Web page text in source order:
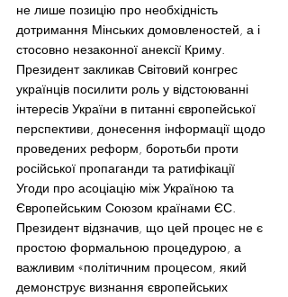
не лише позицію про необхідність
дотримання Мінських домовленостей, а і
стосовно незаконної анексії Криму.
Президент закликав Світовий конгрес
українців посилити роль у відстоюванні
інтересів України в питанні європейської
перспективи, донесення інформації щодо
проведених реформ, боротьби проти
російської пропаганди та ратифікації
Угоди про асоціацію між Україною та
Європейським Союзом країнами ЄС.
Президент відзначив, що цей процес не є
простою формальною процедурою, а
важливим «політичним процесом, який
демонструє визнання європейських